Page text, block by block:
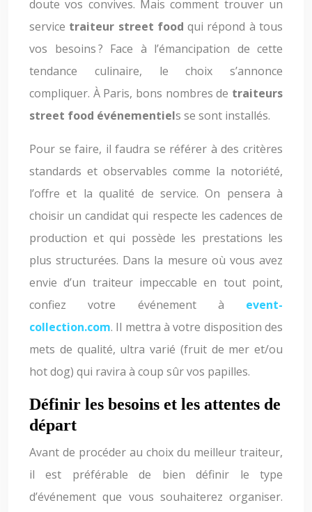
doute vos convives. Mais comment trouver un
service traiteur street food qui répond à tous
vos besoins ? Face à l’émancipation de cette
tendance culinaire, le choix s’annonce
compliquer. À Paris, bons nombres de traiteurs
street food événementiels se sont installés.
Pour se faire, il faudra se référer à des critères
standards et observables comme la notoriété,
l’offre et la qualité de service. On pensera à
choisir un candidat qui respecte les cadences de
production et qui possède les prestations les
plus structurées. Dans la mesure où vous avez
envie d’un traiteur impeccable en tout point,
confiez votre événement à event-
collection.com. Il mettra à votre disposition des
mets de qualité, ultra varié (fruit de mer et/ou
hot dog) qui ravira à coup sûr vos papilles.
Définir les besoins et les attentes de
départ
Avant de procéder au choix du meilleur traiteur,
il est préférable de bien définir le type
d’événement que vous souhaiterez organiser.